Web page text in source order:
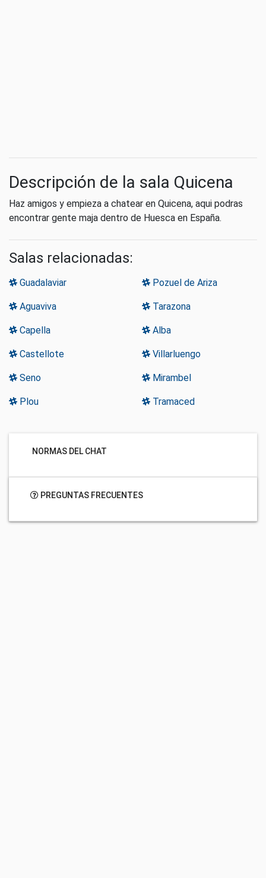
Descripción de la sala Quicena
Haz amigos y empieza a chatear en Quicena, aqui podras
encontrar gente maja dentro de Huesca en España.
Salas relacionadas:
Guadalaviar Pozuel de Ariza
Aguaviva Tarazona
Capella Alba
Castellote Villarluengo
Seno Mirambel
Plou Tramaced
NORMAS DEL CHAT
PREGUNTAS FRECUENTES